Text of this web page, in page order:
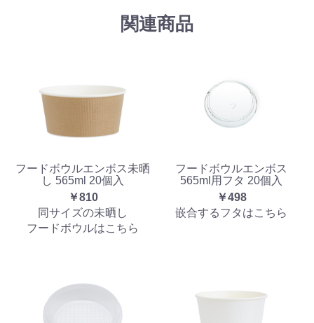
関連商品
フードボウルエンボス未晒
し 565ml 20個入
￥810
同サイズの未晒し
フードボウルはこちら
フードボウルエンボス
565ml用フタ 20個入
￥498
嵌合するフタはこちら